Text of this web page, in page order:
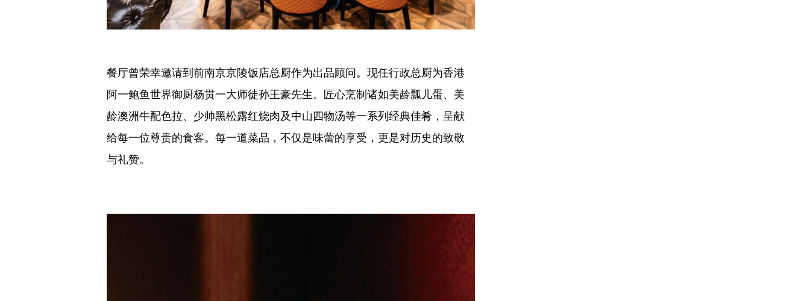
餐厅曾荣幸邀请到前南京京陵饭店总厨作为出品顾问。现任行政总厨为香港
阿一鲍鱼世界御厨杨贯一大师徒孙王豪先生。匠心烹制诸如美龄瓢儿蛋、美
龄澳洲牛配色拉、少帅黑松露红烧肉及中山四物汤等一系列经典佳肴，呈献
给每一位尊贵的食客。每一道菜品，不仅是味蕾的享受，更是对历史的致敬
与礼赞。